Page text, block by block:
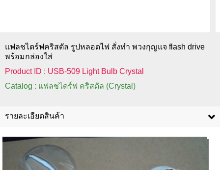
แฟลชไดร์ฟคริสตัล รูปหลอดไฟ สั่งทำ พวงกุญแจ flash drive
พร้อมกล่องใส่
Product ID : USB-509 Light Bulb Crystal
Catalog : แฟลชไดร์ฟ คริสตัล (Crystal)
รายละเอียดสินค้า